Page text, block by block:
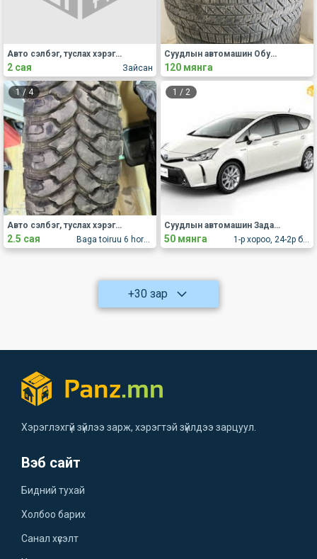
Зайсан
Авто сэлбэг, туслах хэрэгсэл Бусад
2 сая
Суудлын автомашин Обуд, дугуй
120 мянга
1/ 4
Baga toiruu 6 horoo
Авто сэлбэг, туслах хэрэгсэл Бусад
2.5 сая
1 / 2
1-р хороо, 24-2р байр
Суудлын автомашин Задаргаа, сэлбэг
50 мянга
+30 зар
Хэрэглэхгүй зүйлээ зарж, хэрэгтэй зүйлдээ зарцуул.
Вэб сайт
Бидний тухай
Холбоо барих
Санал хүсэлт